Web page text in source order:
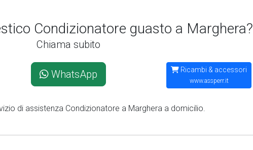
Condizionatore guasto a Marghera?
Chiama subito
WhatsApp Ricambi & accessori
www.assperr.it
di assistenza Condizionatore a Marghera a domicilio.